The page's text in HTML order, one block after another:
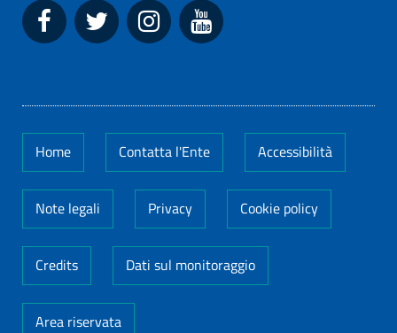
Home Contatta l'Ente Accessibilità
Note legali Privacy Cookie policy
Credits Dati sul monitoraggio
Area riservata